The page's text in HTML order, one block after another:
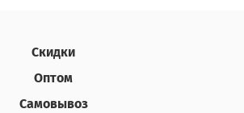
Скидки
Оптом
Самовывоз